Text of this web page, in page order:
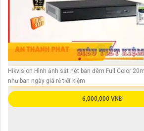
Hikvision Hình ảnh sắt nét ban đêm Full Color
như ban ngày giá rẻ tiết kiệm
6,000,000 VNĐ